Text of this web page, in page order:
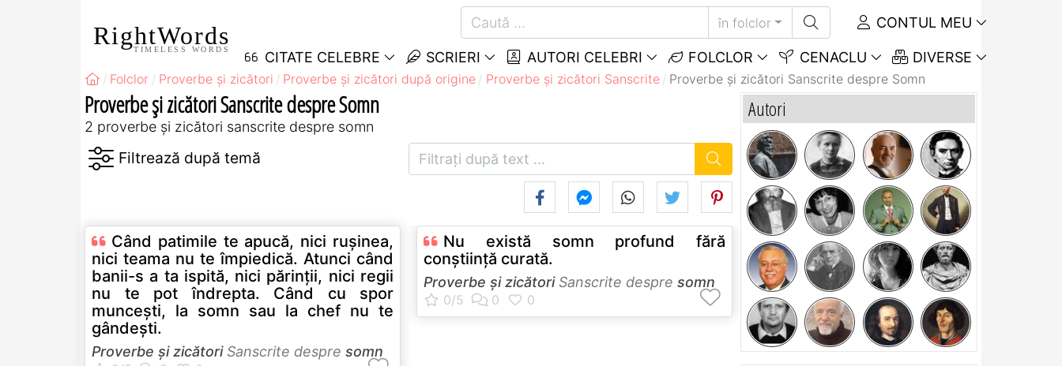
RightWords
TIMELESS WORDS
în folclor CONTUL MEU
CITATE CELEBRE SCRIERI AUTORI CELEBRI FOLCLOR CENACLU DIVERSE
Folclor Proverbe și zicători Proverbe și zicători după origine Proverbe și zicători Sanscrite Proverbe și zicători Sanscrite despre Somn
Proverbe și zicători Sanscrite despre Somn
2 proverbe și zicători sanscrite despre somn
Când patimile te apucă, nici ruşinea,
nici teama nu te împiedică. Atunci când
banii-s a ta ispită, nici părinţii, nici regii
nu te pot îndrepta. Când cu spor
munceşti, la somn sau la chef nu te
gândeşti.
Proverbe și zicătoriSanscrite despre somn
Nu există somn profund fără
conştiinţă curată.
Proverbe și zicătoriSanscrite despre somn
Autori